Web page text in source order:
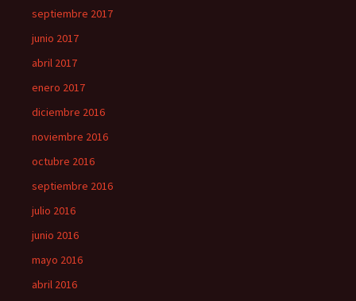
septiembre 2017
junio 2017
abril 2017
enero 2017
diciembre 2016
noviembre 2016
octubre 2016
septiembre 2016
julio 2016
junio 2016
mayo 2016
abril 2016